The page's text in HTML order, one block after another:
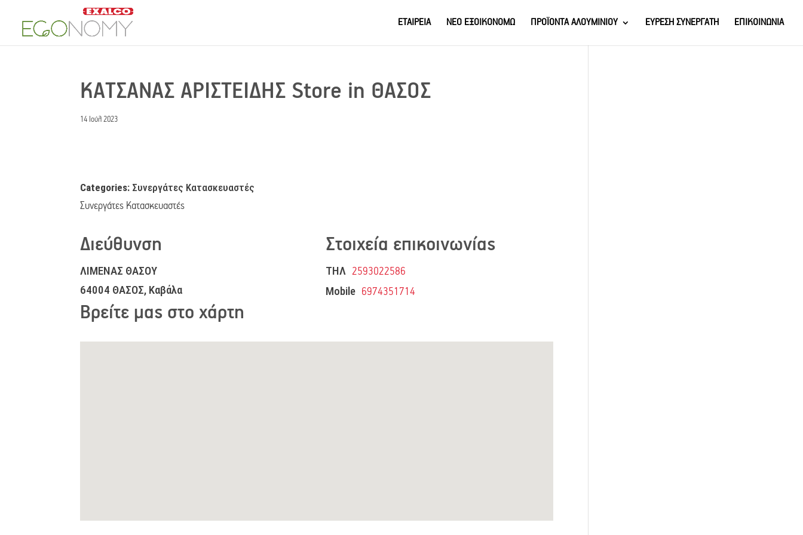
ΕΤΑΙΡΕΙΑ ΝΕΟ ΕΞΟΙΚΟΝΟΜΩ ΠΡΟΪΟΝΤΑ ΑΛΟΥΜΙΝΙΟΥ ΕΥΡΕΣΗ ΣΥΝΕΡΓΑΤΗ ΕΠΙΚΟΙΝΩΝΙΑ
ΚΑΤΣΑΝΑΣ ΑΡΙΣΤΕΙΔΗΣ Store in ΘΑΣΟΣ
14 Ιούλ 2023
Categories: Συνεργάτες Κατασκευαστές
Συνεργάτες Κατασκευαστές
Διεύθυνση
ΛΙΜΕΝΑΣ ΘΑΣΟΥ
64004 ΘΑΣΟΣ, Καβάλα
Στοιχεία επικοινωνίας
ΤΗΛ 2593022586
Mobile 6974351714
Βρείτε μας στο χάρτη